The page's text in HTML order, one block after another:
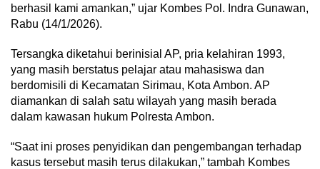
berhasil kami amankan,” ujar Kombes Pol. Indra Gunawan,
Rabu (14/1/2026).
Tersangka diketahui berinisial AP, pria kelahiran 1993,
yang masih berstatus pelajar atau mahasiswa dan
berdomisili di Kecamatan Sirimau, Kota Ambon. AP
diamankan di salah satu wilayah yang masih berada
dalam kawasan hukum Polresta Ambon.
“Saat ini proses penyidikan dan pengembangan terhadap
kasus tersebut masih terus dilakukan,” tambah Kombes